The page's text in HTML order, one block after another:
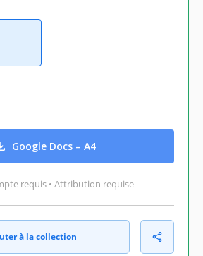
Google Docs – A4
requis • Attribution requise
à la collection